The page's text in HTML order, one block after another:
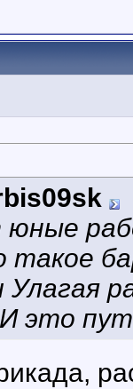
юные
такое
Улагая
это